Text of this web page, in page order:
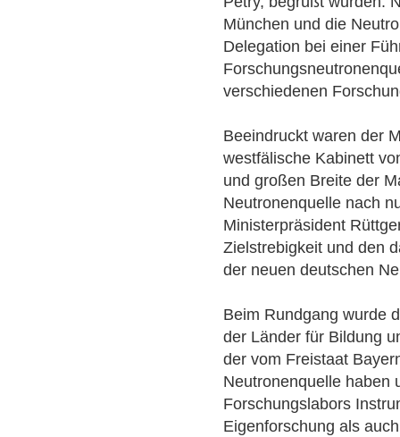
München und die
Delegation bei einer
verschiedenen
Beeindruckt waren der
westfälische Kabinett
und großen Breite der
Neutronenquelle nach
Ministerpräsident
Zielstrebigkeit und den
der neuen deutschen
Beim Rundgang wurde
der Länder für Bildung
der vom Freistaat
Neutronenquelle haben
Forschungslabors
Eigenforschung als